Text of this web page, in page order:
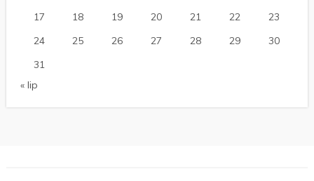
17
18 19 20 21 22
23
24
25 26 27 28 29
30
31
« lip